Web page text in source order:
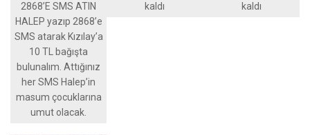
2868’E SMS ATIN
HALEP yazıp 2868’e
SMS atarak Kızılay’a
10 TL bağışta
bulunalım. Attığınız
her SMS Halep’in
masum çocuklarına
umut olacak.
kaldı
kaldı